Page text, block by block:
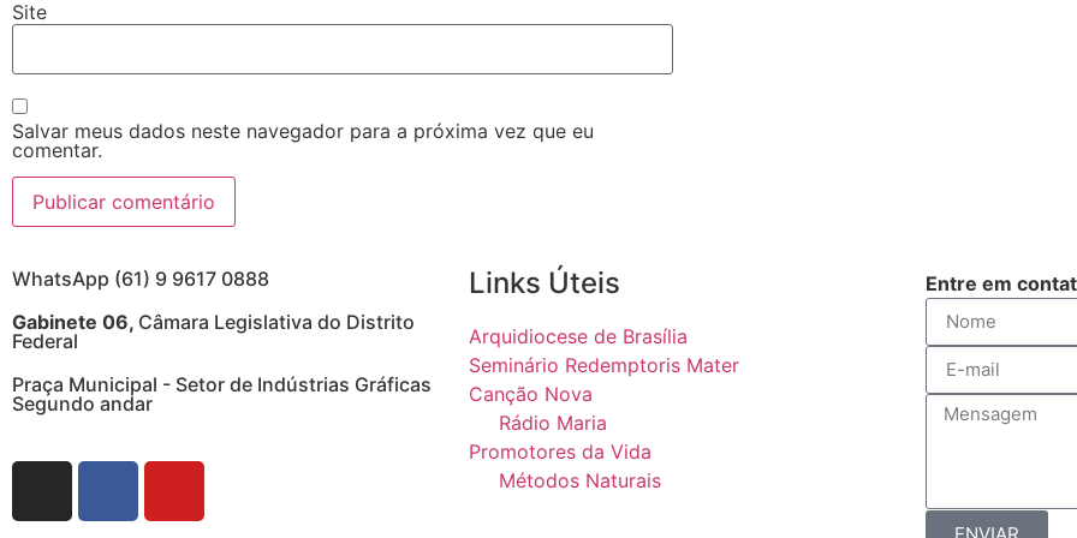
Site
Salvar meus dados neste navegador para a próxima vez que eu
comentar.
WhatsApp (61) 9 9617 0888
Gabinete 06, Câmara Legislativa do Distrito
Federal
Praça Municipal - Setor de Indústrias Gráficas
Segundo andar
Links Úteis
Arquidiocese de Brasília
Seminário Redemptoris Mater
Canção Nova
Rádio Maria
Promotores da Vida
Métodos Naturais
Entre em